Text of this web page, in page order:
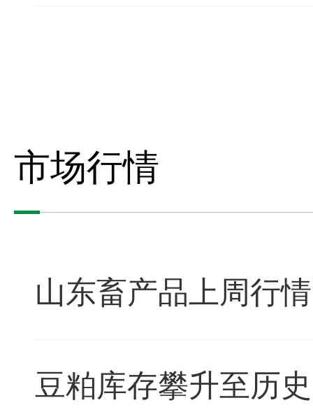
市场行情
山东畜产品上周行
豆粕库存攀升至历